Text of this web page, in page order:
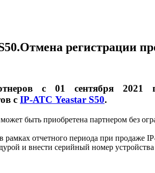
регистрации
с 01 сентября 2021
с IP-АТС Yeastar S50.
быть приобретена партнером без
рамках отчетного периода при продаже
и внести серийный номер